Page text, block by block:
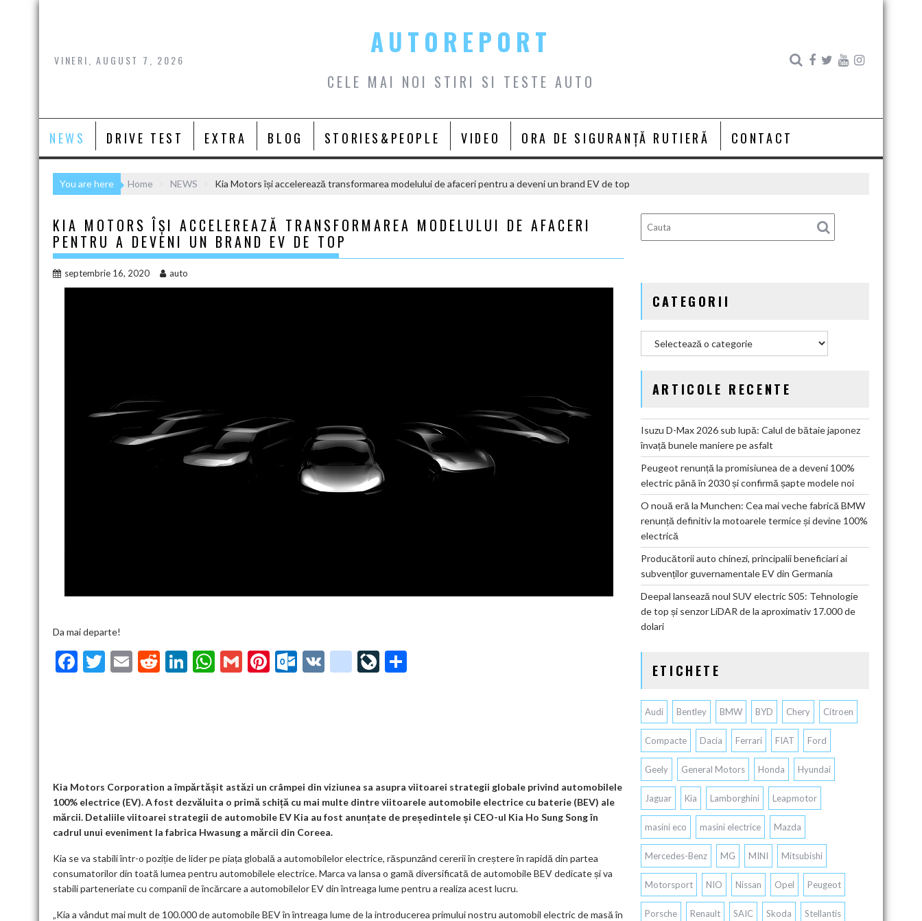
Skip
VINERI, AUGUST 7, 2026
AUTOREPORT
CELE MAI NOI STIRI SI TESTE AUTO
NEWS DRIVE TEST EXTRA BLOG STORIES&PEOPLE VIDEO ORA DE SIGURANȚĂ RUTIERĂ CONTACT
You are here Home NEWS Kia Motors își accelerează transformarea modelului de afaceri pentru a deveni un brand EV de top
KIA MOTORS ÎȘI ACCELEREAZĂ TRANSFORMAREA MODELULUI DE AFACERI
PENTRU A DEVENI UN BRAND EV DE TOP
septembrie 16, 2020 auto
Da mai departe!
F
k
T
E
R
Li W
p
G
Pi O
m
V
g
o
o
m
ar
ks
Li
Kia Motors Corporation a împărtășit astăzi un crâmpei din viziunea sa asupra viitoarei strategii globale privind automobilele
100% electrice (EV). A fost dezvăluita o primă schiță cu mai multe dintre viitoarele automobile electrice cu baterie (BEV) ale
mărcii. Detaliile viitoarei strategii de automobile EV Kia au fost anunțate de președintele și CEO-ul Kia Ho Sung Song în
cadrul unui eveniment la fabrica Hwasung a mărcii din Coreea.
Kia se va stabili într-o poziție de lider pe piața globală a automobilelor electrice, răspunzând cererii în creștere în rapidă din partea
consumatorilor din toată lumea pentru automobilele electrice. Marca va lansa o gamă diversificată de automobile BEV dedicate și va
stabili parteneriate cu companii de încărcare a automobilelor EV din întreaga lume pentru a realiza acest lucru.
„Kia a vândut mai mult de 100.000 de automobile BEV în întreaga lume de la introducerea primului nostru automobil electric de masă în
CATEGORII
ARTICOLE RECENTE
Isuzu D-Max 2026 sub lupă: Calul de bătaie japonez
învață bunele maniere pe asfalt
Peugeot renunță la promisiunea de a deveni 100%
electric până în 2030 și confirmă șapte modele noi
O nouă eră la Munchen: Cea mai veche fabrică BMW
renunță definitiv la motoarele termice și devine 100%
electrică
Producătorii auto chinezi, principalii beneficiari ai
subvenților guvernamentale EV din Germania
Deepal lansează noul SUV electric S05: Tehnologie
de top și senzor LiDAR de la aproximativ 17.000 de
dolari
ETICHETE
Audi Bentley BMW BYD Chery Citroen
Compacte Dacia Ferrari FIAT Ford
Geely General Motors Honda Hyundai
Jaguar Kia Lamborghini Leapmotor
masini eco masini electrice Mazda
Mercedes-Benz MG MINI Mitsubishi
Motorsport NIO Nissan Opel Peugeot
Porsche Renault SAIC Skoda Stellantis